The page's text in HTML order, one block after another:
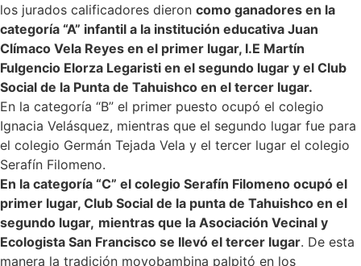
los jurados calificadores dieron como ganadores en la
categoría “A” infantil a la institución educativa Juan
Clímaco Vela Reyes en el primer lugar, I.E Martín
Fulgencio Elorza Legaristi en el segundo lugar y el Club
Social de la Punta de Tahuishco en el tercer lugar.
En la categoría “B” el primer puesto ocupó el colegio
Ignacia Velásquez, mientras que el segundo lugar fue para
el colegio Germán Tejada Vela y el tercer lugar el colegio
Serafín Filomeno.
En la categoría “C” el colegio Serafín Filomeno ocupó el
primer lugar, Club Social de la punta de Tahuishco en el
segundo lugar, mientras que la Asociación Vecinal y
Ecologista San Francisco se llevó el tercer lugar. De esta
manera la tradición moyobambina palpitó en los